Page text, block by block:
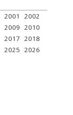
2001
2002
2009 2010
2017 2018
2025 2026